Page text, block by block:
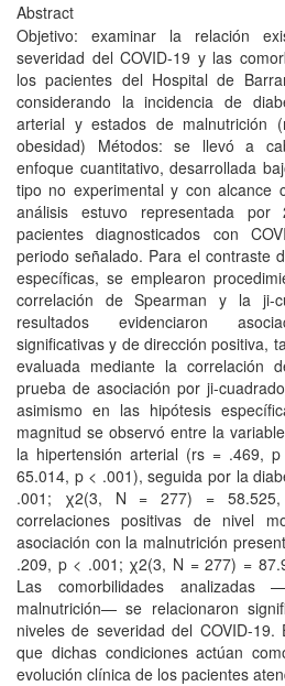
Abstract
Objetivo: examinar la relación
severidad del COVID-19 y las
los pacientes del Hospital de
considerando la incidencia de
arterial y estados de malnutrición
obesidad) Métodos: se llevó a
enfoque cuantitativo, desarrollada
tipo no experimental y con alcance
análisis estuvo representada
pacientes diagnosticados con
periodo señalado. Para el contraste
específicas, se emplearon
correlación de Spearman y la ji-
resultados evidenciaron
significativas y de dirección positiva,
evaluada mediante la correlación
prueba de asociación por ji-
asimismo en las hipótesis
magnitud se observó entre la
la hipertensión arterial (rs = .469,
65.014, p < .001), seguida por la
.001; χ2(3, N = 277) =
correlaciones positivas de nivel
asociación con la malnutrición
.209, p < .001; χ2(3, N = 277) =
Las comorbilidades analizadas
malnutrición— se relacionaron
niveles de severidad del COVID-19.
que dichas condiciones actúan
evolución clínica de los pacientes